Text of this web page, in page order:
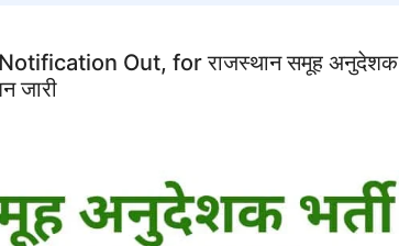
Out, for राजस्थान समूह अनुदेशक
जारी